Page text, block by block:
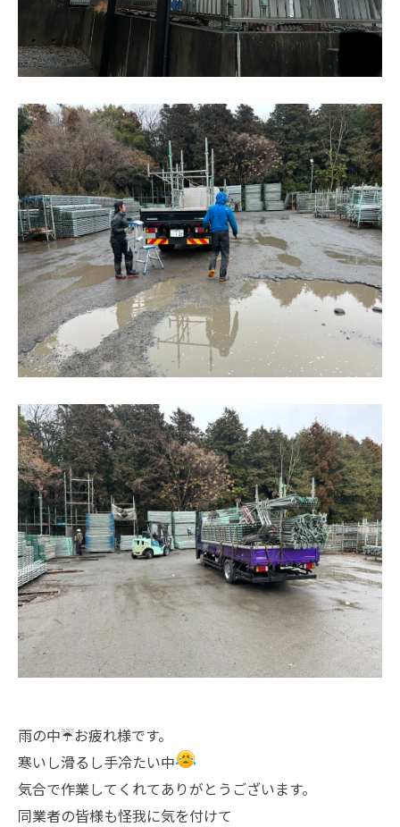
雨の中☔お疲れ様です。
寒いし滑るし手冷たい中
気合で作業してくれてありがとうございます。
同業者の皆様も怪我に気を付けて